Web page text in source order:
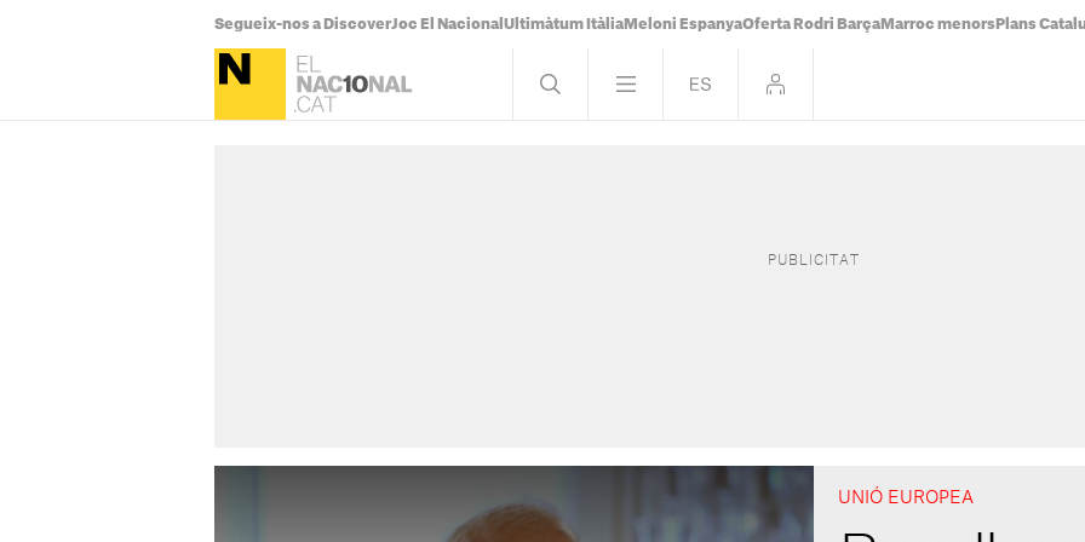
Segueix-nos a DiscoverJoc El Nacional Ultimàtum Itàlia Meloni EspanyaOferta Rodri Barça Marroc menors Plans
UNIÓ EUROPEA